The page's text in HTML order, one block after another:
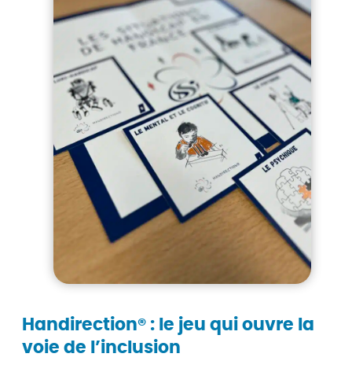
Handirection® : le jeu qui ouvre la
voie de l’inclusion